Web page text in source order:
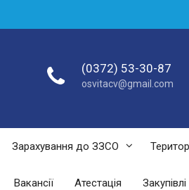
(0372) 53-30-87
osvitacv@gmail.com
Зарахування до ЗЗСО
Вакансії Атестація Закупівлі